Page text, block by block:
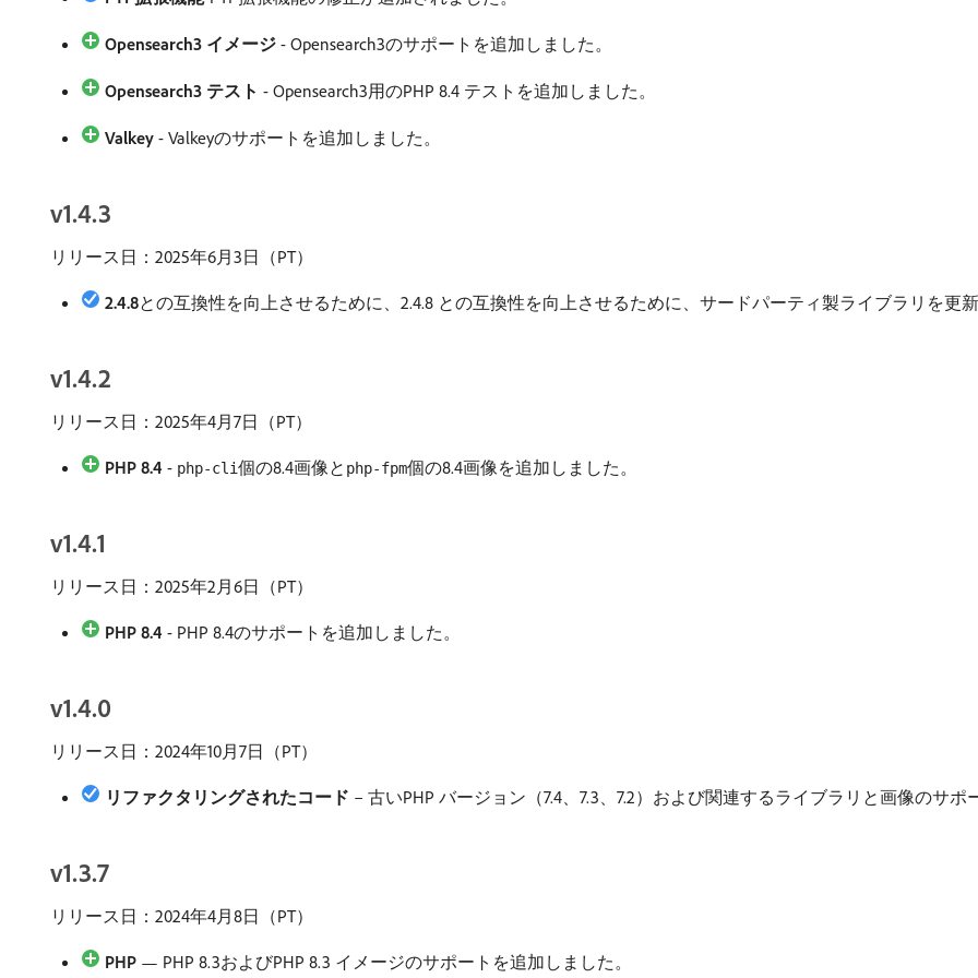
Opensearch3 イメージ - Opensearch3のサポートを追加しました。
Opensearch3 テスト - Opensearch3用のPHP 8.4 テストを追加しました。
Valkey - Valkeyのサポートを追加しました。
v1.4.3
リリース日：2025年6月3日（PT）
2.4.8​との互換性を向上させるために、2.4.8 との互換性を向上させるために、サードパーティ製ライブラリを更
v1.4.2
リリース日：2025年4月7日（PT）
PHP 8.4 - php-cli個の8.4画像と php-fpm個の8.4画像を追加しました。
v1.4.1
リリース日：2025年2月6日（PT）
PHP 8.4 - PHP 8.4のサポートを追加しました。
v1.4.0
リリース日：2024年10月7日（PT）
リファクタリングされたコード – 古いPHP バージョン（7.4、7.3、7.2）および関連するライブラリと画像のサポ
v1.3.7
リリース日：2024年4月8日（PT）
PHP — PHP 8.3およびPHP 8.3 イメージのサポートを追加しました。